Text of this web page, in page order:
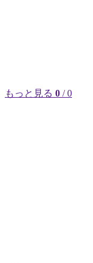
もっと見る 0 / 0